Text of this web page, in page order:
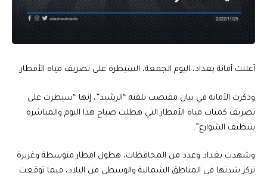
أعلنت أمانة بغداد، اليوم الجمعة، السيطرة على تصريف مياه الأمطار.
وذكرت الأمانة في بيان مقتضب تلقته “الرشيد”، إنها “سيطرت على
تصريف كميات مياه الأمطار التي هطلت صباح هذا اليوم والمباشرة
بتنظيف الشوارع”.
وشهدت بغداد وعدد من المحافظات، هطول امطار متوسطة وغزيرة
تركز شدتها في المناطق الشمالية والوسطى من البلاد، فيما توقعت